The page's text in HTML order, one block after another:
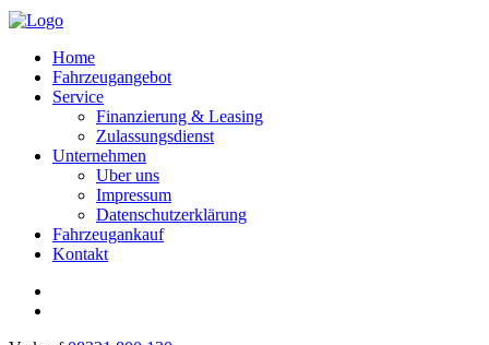
Home
Fahrzeugangebot
Service
Finanzierung & Leasing
Zulassungsdienst
Unternehmen
Uber uns
Impressum
Datenschutzerklärung
Fahrzeugankauf
Kontakt